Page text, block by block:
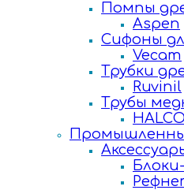
Помпы
Aspen
Сифоны
Vecam
Трубки
Ruvinil
Трубы